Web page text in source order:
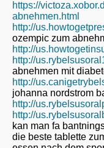
https://
abnehmen.html
http://
ozempic zum
http://
http://
abnehmen mit
http://
johanna nordstrom
http://
http://
kan man fa
die beste tablette